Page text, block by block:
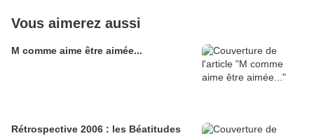
Vous aimerez aussi
M comme aime être aimée...
Rétrospective 2006 : les Béatitudes